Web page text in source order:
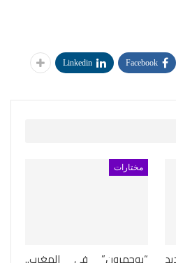
Facebook
Linkedin
مختارات